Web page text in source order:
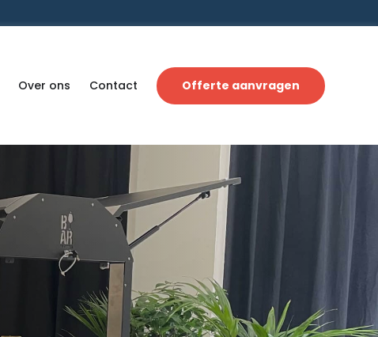
Over ons Contact Offerte aanvragen